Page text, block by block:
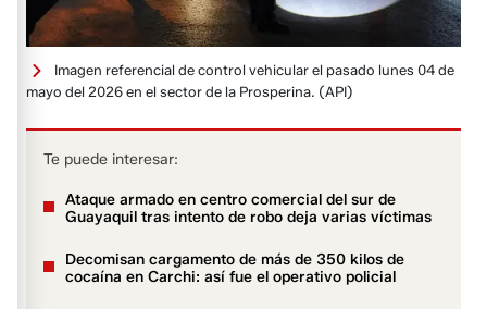
Imagen referencial de control vehicular el pasado lunes 04 de
mayo del 2026 en el sector de la Prosperina. (API)
Te puede interesar:
Ataque armado en centro comercial del sur de
Guayaquil tras intento de robo deja varias víctimas
Decomisan cargamento de más de 350 kilos de
cocaína en Carchi: así fue el operativo policial